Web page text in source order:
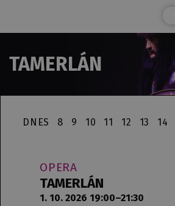
TAMERLÁN
DNES 8 9 10 11 12 13 14
OPERA
TAMERLÁN
1. 10. 2026 19:00–21:30